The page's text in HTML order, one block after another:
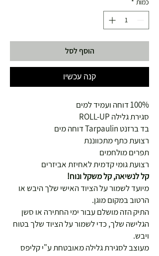
כמות *
הוסף לסל
קנה עכשיו
100% דוחה ועמיד למים
סגירת גלילה ROLL-UP
בד ברזנט Tarpaulin דוחה מים
רצועת כתף מתכווננת
תפרים מולחמים
רצועת גומי קדמית לאחיזת אביזרים
קל לנשיאה, קל משקל ונוח!
מיועד לשמור על הציוד האישי שלך היבש או
הרטוב במקום מוגן.
התיק הזה מושלם עבור ימי החתירה או סשן
הגלישה שלך, כדי לשמור על הציוד שלך בטוח
ויבש.
מעוצב לסגירת גלילה מאובטחת ע"י קליפס